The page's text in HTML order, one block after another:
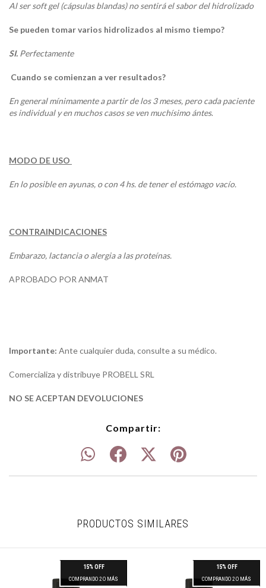
Al ser soft gel (cápsulas blandas) no sentirá el sabor del hidrolizado
Se pueden tomar varios hidrolizados al mismo tiempo?
SI. Perfectamente
Cuando se comienzan a ver resultados?
En general mínimamente a partir de los 3 meses, pero cada paciente
es individual y en muchos casos se ven muchísimo ántes.
MODO DE USO
En lo posible en ayunas, o con 4 hs. de tener el estómago vacío.
CONTRAINDICACIONES
Embarazo, lactancia o alergia a las proteínas.
APROBADO POR ANMAT
Importante: Ante cualquier duda, consulte a su médico.
Comercializa y distribuye PROBELL SRL
NO SE ACEPTAN DEVOLUCIONES
Compartir:
PRODUCTOS SIMILARES
15% OFF
COMPRANDO 2 O MÁS
15% OFF
COMPRANDO 2 O MÁS